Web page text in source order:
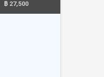
฿ 27,500